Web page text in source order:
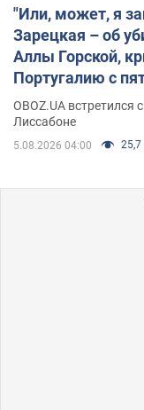
"Или, может, я
Зарецкая – об
Аллы Горской,
Португалию с
OBOZ.UA встретился
Лиссабоне
5.08.2026 04:00 25,7